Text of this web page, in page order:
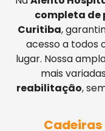
completa de
Curitiba,
acesso a todos
lugar. Nossa
mais
reabilitação,
Cadeiras